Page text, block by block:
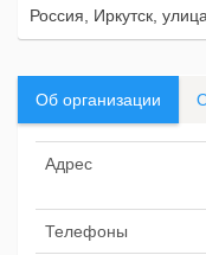
Россия, Иркутск,
Об организации
Адрес
Телефоны